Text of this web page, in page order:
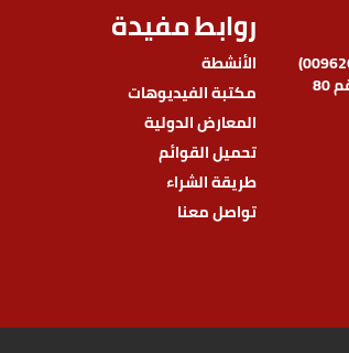
شارع الجاردنز (شارع وصفي التل) – عمارة الغازي رقم 80
روابط مفيدة
الأنشطة
مكتبة الفيديوهات
المعارض الدولية
تحميل القوائم
طريقة الشراء
تواصل معنا